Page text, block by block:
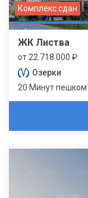
Комплекс сдан
ЖК Листва
от 22 718 000 ₽
Озерки
20 Минут пешком